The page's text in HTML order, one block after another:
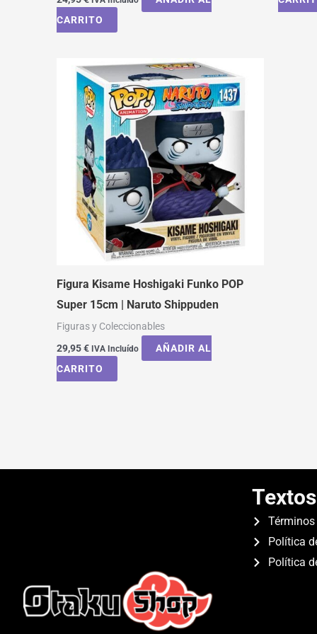
CARRITO
Figura Kisame Hoshigaki Funko POP
Super 15cm | Naruto Shippuden
Figuras y Coleccionables
29,95€ IVA Incluído
AÑADIR AL
CARRITO
Política
Política